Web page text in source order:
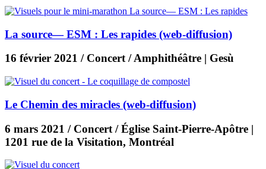
La source— ESM : Les rapides (web-diffusion)
16 février 2021 / Concert / Amphithéâtre | Gesù
Le Chemin des miracles (web-diffusion)
6 mars 2021 / Concert / Église Saint-Pierre-Apôtre |
1201 rue de la Visitation, Montréal